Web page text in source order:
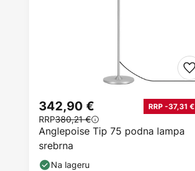
Anglepoise Tip 75 podna lampa
srebrna
342,90 € RRP -37,31 €
RRP380,21 €
Na lageru